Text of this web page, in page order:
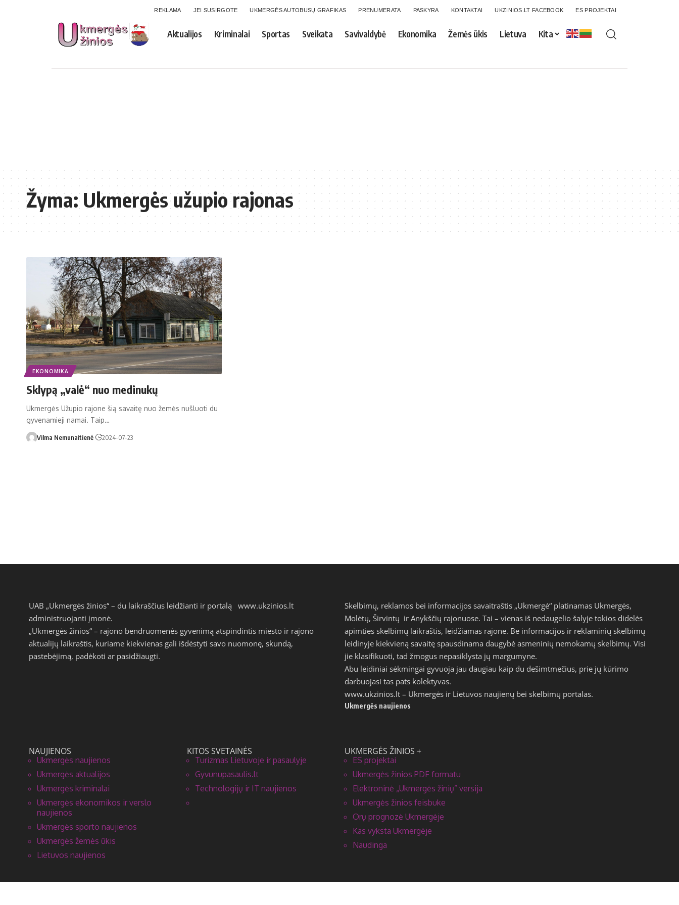
REKLAMA JEI SUSIRGOTE UKMERGĖS AUTOBUSŲ GRAFIKAS PRENUMERATA PASKYRA KONTAKTAI UKZINIOS.LT FACEBOOK ES PROJEKTAI
Aktualijos Kriminalai Sportas Sveikata Savivaldybė Ekonomika Žemės ūkis Lietuva Kita
Žyma:Ukmergės užupio rajonas
EKONOMIKA
Sklypą „valė“ nuo medinukų
Ukmergės Užupio rajone šią savaitę nuo žemės nušluoti du
gyvenamieji namai. Taip…
Vilma Nemunaitienė 2024-07-23
UAB „Ukmergės žinios“ – du laikraščius leidžianti ir portalą www.ukzinios.lt
administruojanti įmonė.
„Ukmergės žinios“ – rajono bendruomenės gyvenimą atspindintis miesto ir rajono
aktualijų laikraštis, kuriame kiekvienas gali išdėstyti savo nuomonę, skundą,
pastebėjimą, padėkoti ar pasidžiaugti.
Skelbimų, reklamos bei informacijos savaitraštis „Ukmergė“ platinamas Ukmergės,
Molėtų, Širvintų ir Anykščių rajonuose. Tai – vienas iš nedaugelio šalyje tokios didelės
apimties skelbimų laikraštis, leidžiamas rajone. Be informacijos ir reklaminių skelbimų
leidinyje kiekvieną savaitę spausdinama daugybė asmeninių nemokamų skelbimų. Visi
jie klasifikuoti, tad žmogus nepasiklysta jų margumyne.
Abu leidiniai sėkmingai gyvuoja jau daugiau kaip du dešimtmečius, prie jų kūrimo
darbuojasi tas pats kolektyvas.
www.ukzinios.lt – Ukmergės ir Lietuvos naujienų bei skelbimų portalas.
Ukmergės naujienos
NAUJIENOS
Ukmergės naujienos
Ukmergės aktualijos
Ukmergės kriminalai
Ukmergės ekonomikos ir verslo
naujienos
Ukmergės sporto naujienos
Ukmergės žemės ūkis
Lietuvos naujienos
KITOS SVETAINĖS
Turizmas Lietuvoje ir pasaulyje
Gyvunupasaulis.lt
Technologijų ir IT naujienos
UKMERGĖS ŽINIOS +
ES projektai
Ukmergės žinios PDF formatu
Elektroninė „Ukmergės žinių” versija
Ukmergės žinios feisbuke
Orų prognozė Ukmergėje
Kas vyksta Ukmergėje
Naudinga